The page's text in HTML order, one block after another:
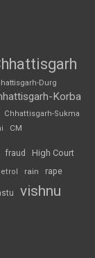
Durg
Korba
Chhattisgarh-Sukma
CM
fraud High Court
rain rape
vishnu